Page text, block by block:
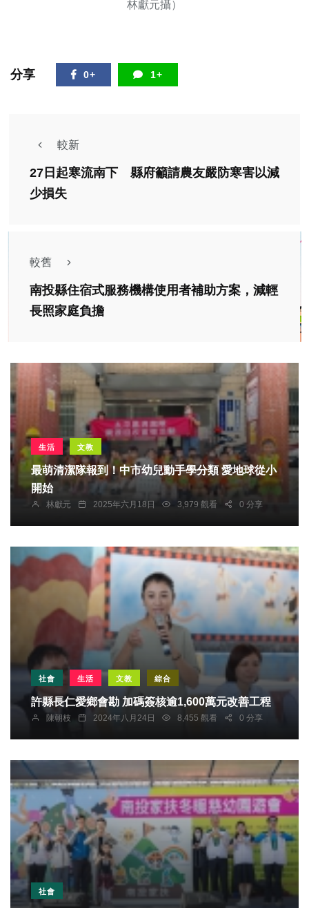
林獻元攝）
分享 0+ 1+
較新
27日起寒流南下 縣府籲請農友嚴防寒害以減
少損失
較舊
南投縣住宿式服務機構使用者補助方案，減輕
長照家庭負擔
生活 文教
最萌清潔隊報到！中市幼兒動手學分類 愛地球從小
開始
林獻元 2025年六月18日 3,979 觀看 0 分享
社會 生活 文教 綜合
許縣長仁愛鄉會勘 加碼簽核逾1,600萬元改善工程
陳朝枝 2024年八月24日 8,455 觀看 0 分享
社會